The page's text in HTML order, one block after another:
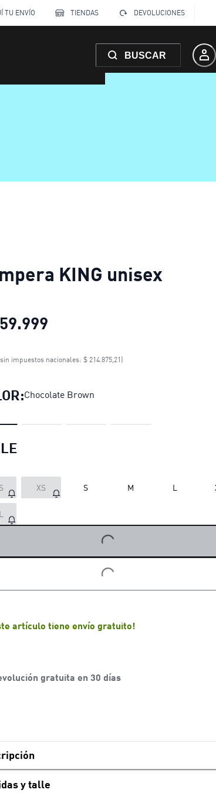
TU ENVÍO
TIENDAS DEVOLUCIONES
BUSCAR
KING unisex
Campera KING unisex
impuestos nacionales: $ 214.875,21)
Chocolate Brown
XS S M L
LOADING...
LOADING...
artículo tiene envío gratuito!
gratuita en 30 días
y talle